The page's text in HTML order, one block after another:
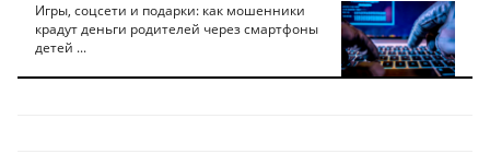
Игры, соцсети и подарки: как мошенники
крадут деньги родителей через смартфоны
детей ...